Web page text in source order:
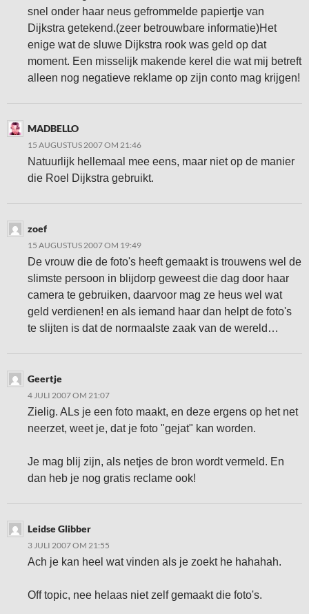
snel onder haar neus gefrommelde papiertje van
Dijkstra getekend.(zeer betrouwbare informatie)Het
enige wat de sluwe Dijkstra rook was geld op dat
moment. Een misselijk makende kerel die wat mij betreft
alleen nog negatieve reklame op zijn conto mag krijgen!
MADBELLO
15 AUGUSTUS 2007 OM 21:46
Natuurlijk hellemaal mee eens, maar niet op de manier
die Roel Dijkstra gebruikt.
zoef
15 AUGUSTUS 2007 OM 19:49
De vrouw die de foto's heeft gemaakt is trouwens wel de
slimste persoon in blijdorp geweest die dag door haar
camera te gebruiken, daarvoor mag ze heus wel wat
geld verdienen! en als iemand haar dan helpt de foto's
te slijten is dat de normaalste zaak van de wereld…
Geertje
4 JULI 2007 OM 21:07
Zielig. ALs je een foto maakt, en deze ergens op het net
neerzet, weet je, dat je foto "gejat" kan worden.
Je mag blij zijn, als netjes de bron wordt vermeld. En
dan heb je nog gratis reclame ook!
Leidse Glibber
3 JULI 2007 OM 21:55
Ach je kan heel wat vinden als je zoekt he hahahah.
Off topic, nee helaas niet zelf gemaakt die foto's.